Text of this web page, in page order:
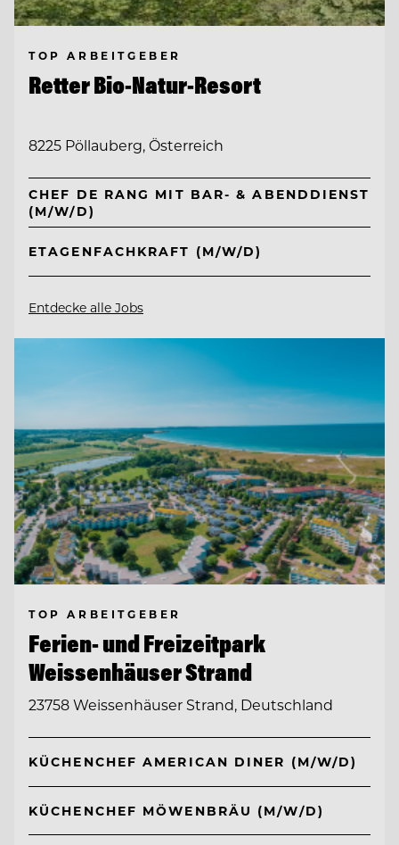
TOP ARBEITGEBER
Retter Bio-Natur-Resort
8225 Pöllauberg, Österreich
CHEF DE RANG MIT BAR- & ABENDDIENST
(M/W/D)
ETAGENFACHKRAFT (M/W/D)
Entdecke alle Jobs
TOP ARBEITGEBER
Ferien- und Freizeitpark
Weissenhäuser Strand
23758 Weissenhäuser Strand, Deutschland
KÜCHENCHEF AMERICAN DINER (M/W/D)
KÜCHENCHEF MÖWENBRÄU (M/W/D)